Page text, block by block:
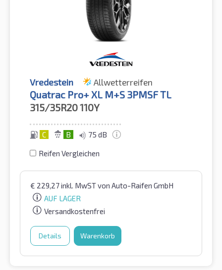
Vredestein Allwetterreifen
Quatrac Pro+ XL M+S 3PMSF TL
315/35R20110Y
C B 75 dB
Reifen Vergleichen
€ 229,27inkl. MwSTvon Auto-Raifen GmbH
AUF LAGER
Versandkostenfrei
Details Warenkorb